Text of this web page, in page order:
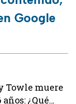
Google
Towle muere
años: ¿Qué